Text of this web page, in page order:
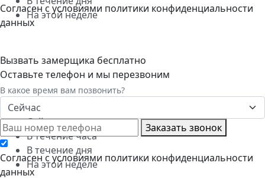
На этой неделе
Cогласен с условиями политики конфиденциальности
данных
Вызвать замерщика бесплатно
Оставьте телефон и мы перезвоним
В какое время вам позвонить?
Сейчас
Сейчас
В течение часа
В течение дня
На этой неделе
Заказать звонок
Cогласен с условиями политики конфиденциальности
данных